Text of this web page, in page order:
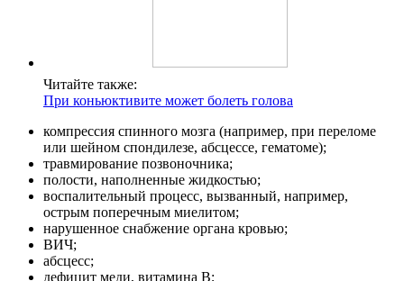
Читайте также:
При коньюктивите может болеть голова
компрессия спинного мозга (например, при переломе
или шейном спондилезе, абсцессе, гематоме);
травмирование позвоночника;
полости, наполненные жидкостью;
воспалительный процесс, вызванный, например,
острым поперечным миелитом;
нарушенное снабжение органа кровью;
ВИЧ;
абсцесс;
дефицит меди, витамина В;